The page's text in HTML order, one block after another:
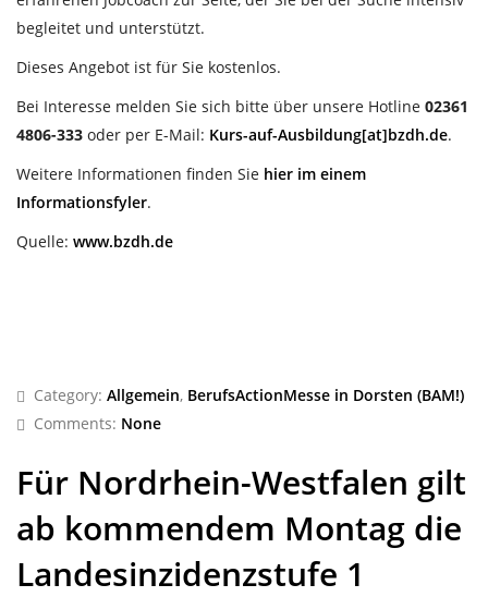
begleitet und unterstützt.
Dieses Angebot ist für Sie kostenlos.
Bei Interesse melden Sie sich bitte über unsere Hotline 02361
4806-333 oder per E-Mail: Kurs-auf-Ausbildung[at]bzdh.de.
Weitere Informationen finden Sie hier im einem
Informationsfyler.
Quelle: www.bzdh.de
Category: Allgemein, BerufsActionMesse in Dorsten (BAM!)
Comments: None
Für Nordrhein-Westfalen gilt
ab kommendem Montag die
Landesinzidenzstufe 1